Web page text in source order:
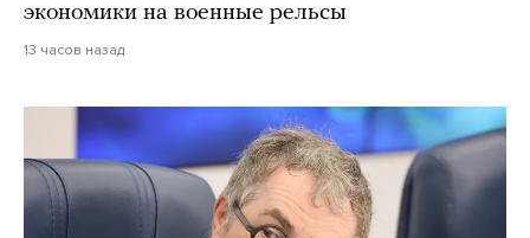
экономики на военные рельсы
13 часов назад